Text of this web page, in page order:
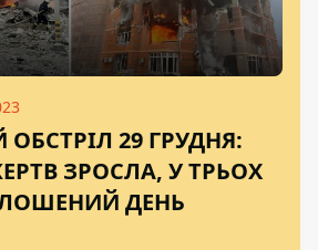
29 ГРУДНЯ:
ЗРОСЛА, У ТРЬОХ
ДЕНЬ